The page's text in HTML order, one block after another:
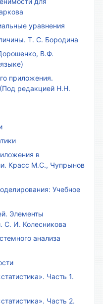
уравнения
Т. С. Бородина
В.Ф.
приложения.
редакцией Н.Н.
в
Красс М.С., Чупрынов
Учебное
Элементы
С. И. Колесникова
анализа
Часть 1.
Часть 2.